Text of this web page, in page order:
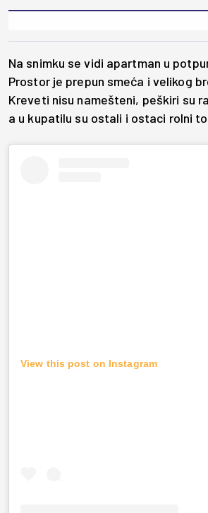
Na snimku se vidi apartman u
Prostor je prepun smeća i velikog
Kreveti nisu namešteni, peškiri su
a u kupatilu su ostali i ostaci rolni
View this post on Instagram